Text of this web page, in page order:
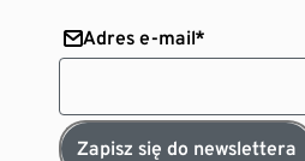
Adres e-mail*
Zapisz się do newslettera